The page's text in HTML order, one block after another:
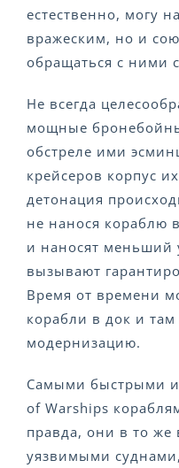
естественно, могу
вражеским, но и
обращаться с ними
Не всегда
мощные
обстреле ими
крейсеров корпус
детонация
не нанося кораблю
и наносят меньший
вызывают
Время от времени
корабли в док и
модернизацию.
Самыми быстрыми
of Warships
правда, они в то же
уязвимыми